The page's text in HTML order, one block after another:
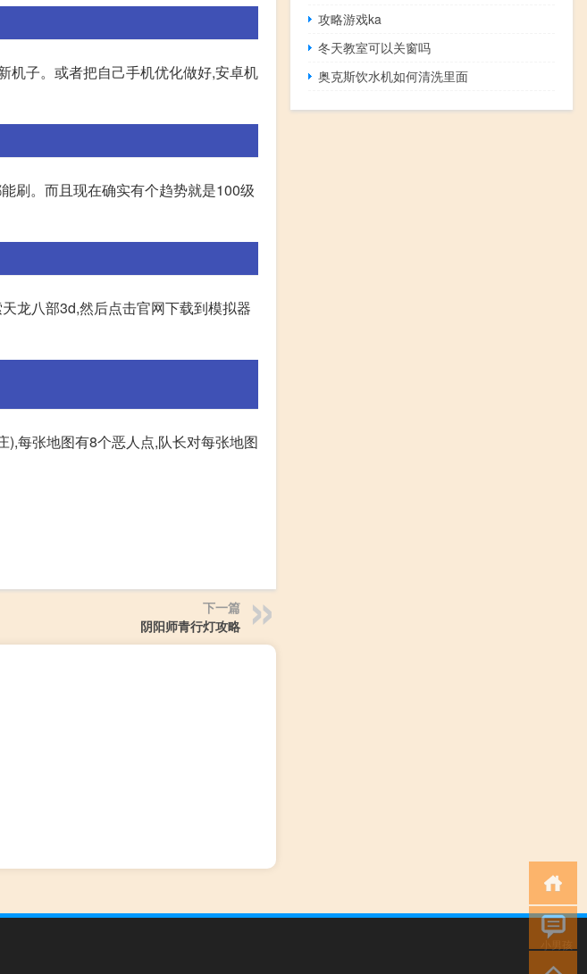
机子。或者把自己手机优化做好,安卓机
刷。而且现在确实有个趋势就是100级
龙八部3d,然后点击官网下载到模拟器
),每张地图有8个恶人点,队长对每张地图
下一篇
阴阳师青行灯攻略
攻略游戏ka
冬天教室可以关窗吗
奥克斯饮水机如何清洗里面
小男孩